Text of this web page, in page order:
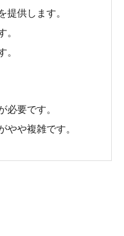
供します。
要です。
や複雑です。